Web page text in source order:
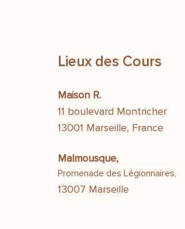
Lieux des Cours
Maison R.
11 boulevard Montricher
13001 Marseille, France
Malmousque,
Promenade des Légionnaires,
13007 Marseille